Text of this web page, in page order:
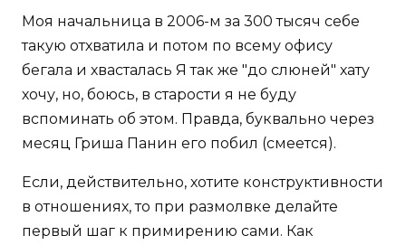
Моя начальница в 2006-м за 300 тысяч себе
такую отхватила и потом по всему офису
бегала и хвасталась Я так же "до слюней" хату
хочу, но, боюсь, в старости я не буду
вспоминать об этом. Правда, буквально через
месяц Гриша Панин его побил (смеется).
Если, действительно, хотите конструктивности
в отношениях, то при размолвке делайте
первый шаг к примирению сами. Как